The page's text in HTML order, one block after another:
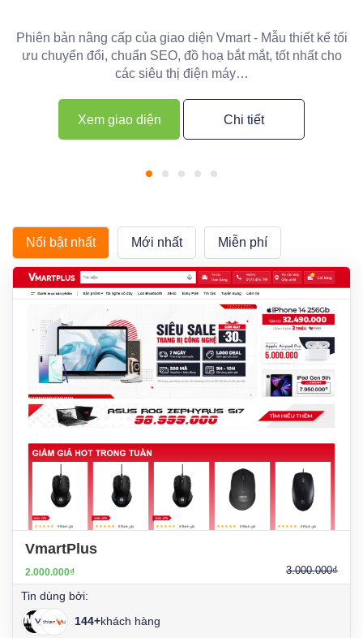
Phiên bản nâng cấp của giao diện Vmart - Mẫu thiết kế tối
ưu chuyển đổi, chuẩn SEO, đồ hoạ bắt mắt, tốt nhất cho
các siêu thị điện máy…
Xem giao diện Chi tiết
Nổi bật nhất Mới nhất Miễn phí
VmartPlus
2.000.000₫ 3.000.000₫
Tin dùng bởi:
144+khách hàng